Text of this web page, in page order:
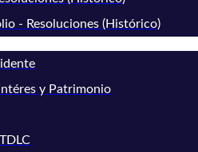
- Resoluciones (Histórico)
y Patrimonio